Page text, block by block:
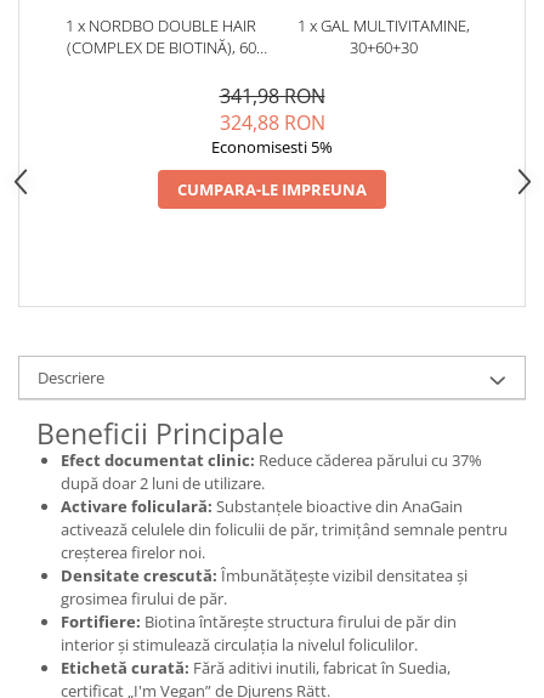
Cătină
Chlorella
Produse Apicole
1 x NORDBO DOUBLE HAIR
(COMPLEX DE BIOTINĂ), 60
1 x GAL MULTIVITAMINE,
30+60+30
341,98 RON
324,88 RON
Economisesti 5%
CUMPARA-LE IMPREUNA
Descriere
Beneficii Principale
Efect documentat clinic: Reduce căderea părului cu 37%
după doar 2 luni de utilizare.
Activare foliculară: Substanțele bioactive din AnaGain
activează celulele din foliculii de păr, trimițând semnale pentru
creșterea firelor noi.
Densitate crescută: Îmbunătățește vizibil densitatea și
grosimea firului de păr.
Fortifiere: Biotina întărește structura firului de păr din
interior și stimulează circulația la nivelul foliculilor.
Etichetă curată: Fără aditivi inutili, fabricat în Suedia,
certificat „I'm Vegan” de Djurens Rätt.